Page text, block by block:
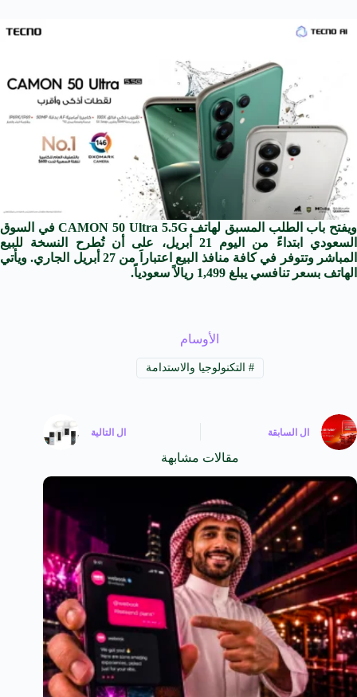
ويفتح باب الطلب المسبق لهاتف CAMON 50 Ultra 5.5G في السوق
السعودي ابتداءً من اليوم 21 أبريل، على أن تُطرح النسخة للبيع
المباشر وتتوفر في كافة منافذ البيع اعتباراَ من 27 أبريل الجاري. ويأتي
الهاتف بسعر تنافسي يبلغ 1,499 ريالاً سعودياً.
الأوسام
# التكنولوجيا والاستدامة
ال السابقة ال التالية
مقالات مشابهة